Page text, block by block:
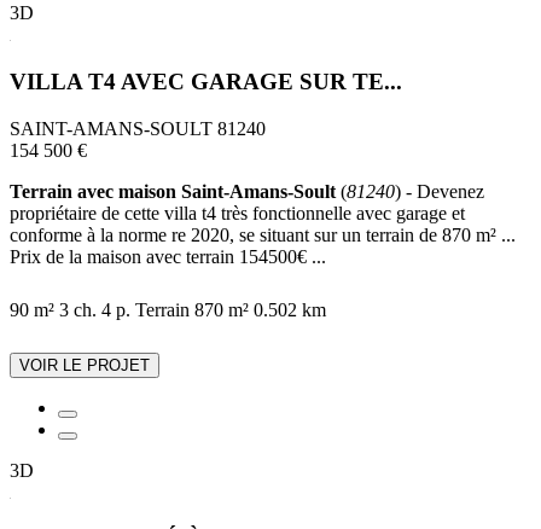
3D
VILLA T4 AVEC GARAGE SUR TE...
SAINT-AMANS-SOULT 81240
154 500 €
Terrain avec maison Saint-Amans-Soult (81240) - Devenez
propriétaire de cette villa t4 très fonctionnelle avec garage et
conforme à la norme re 2020, se situant sur un terrain de 870 m² ...
Prix de la maison avec terrain 154500€ ...
90 m² 3 ch. 4 p. Terrain 870 m² 0.502 km
VOIR LE PROJET
3D